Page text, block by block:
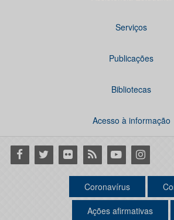
Serviços
Publicações
Bibliotecas
Acesso à informação
Facebook
Twitter Flickr RSS YoutubeInstagram
Coronavírus
Ações afirmativas